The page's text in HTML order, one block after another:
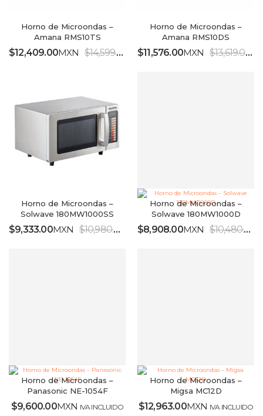
Horno de Microondas –
Amana RMS10TS
$12,409.00MXN $14,599.00 MXN IVA INCLUIDO
Horno de Microondas –
Amana RMS10DS
$11,576.00MXN $13,619.00
Horno de Microondas –
Solwave 180MW1000SS
$9,333.00MXN $10,980.00 MXN IVA INCLUIDO
Horno de Microondas –
Solwave 180MW1000D
$8,908.00MXN $10,480.00
Horno de Microondas –
Panasonic NE-1054F
$9,600.00MXN IVA INCLUIDO
Horno de Microondas –
Migsa MC12D
$12,963.00MXN IVA INCLUIDO